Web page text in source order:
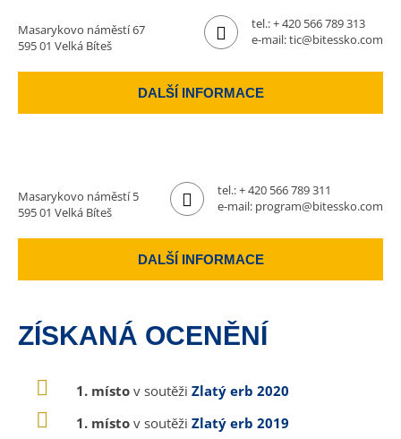
Masarykovo náměstí 67
595 01 Velká Bíteš
tel.:+ 420 566 789 313
e-mail:tic@bitessko.com
DALŠÍ INFORMACE
Masarykovo náměstí 5
595 01 Velká Bíteš
tel.:+ 420 566 789 311
e-mail: program@bitessko.com
DALŠÍ INFORMACE
ZÍSKANÁ OCENĚNÍ
1. místo v soutěži Zlatý erb 2020
1. místo v soutěži Zlatý erb 2019